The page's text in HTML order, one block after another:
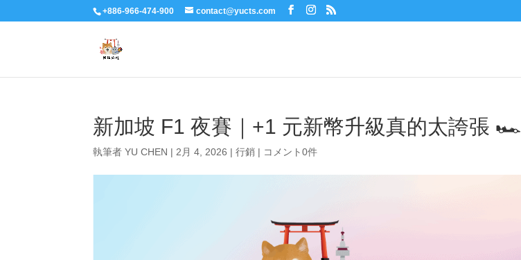
+886-966-474-900 contact@yucts.com
新加坡 F1 夜賽｜+1 元新幣升級真的太誇張 🏎️
執筆者YU CHEN | 2月 4, 2026 |行銷 | コメント0件